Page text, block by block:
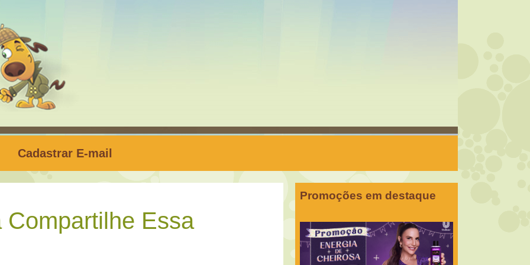
Cadastrar E-mail
Compartilhe Essa
Promoções em destaque